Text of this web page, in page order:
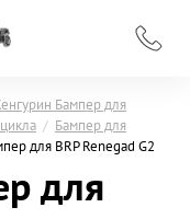
Бампер для
/ Бампер для
для BRP Renegad G2
для